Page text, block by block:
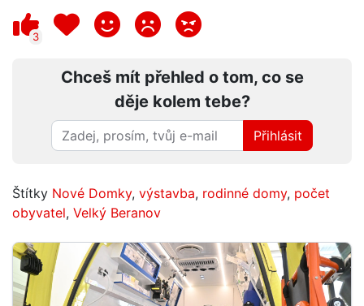
3
Chceš mít přehled o tom, co se
děje kolem tebe?
Přihlásit
Štítky Nové Domky, výstavba, rodinné domy, počet
obyvatel, Velký Beranov